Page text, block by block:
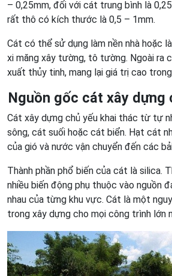
– 0,25mm, đối với cát trung bình là
rất thô có kích thước là 0,5 – 1mm.
Cát có thể sử dụng làm nền nhà hoặc
xi măng xây tường, tô tường. Ngoài ra
xuất thủy tinh, mang lại giá trị cao
Nguồn gốc cát xây dựng
Cát xây dựng chủ yếu khai thác từ tự
sông, cát suối hoặc cát biển. Hạt cát
của gió và nước vận chuyển đến các
Thành phần phổ biến của cát là silica.
nhiều biến động phụ thuộc vào nguồn
nhau của từng khu vực. Cát là một
trong xây dựng cho mọi công trình lớn